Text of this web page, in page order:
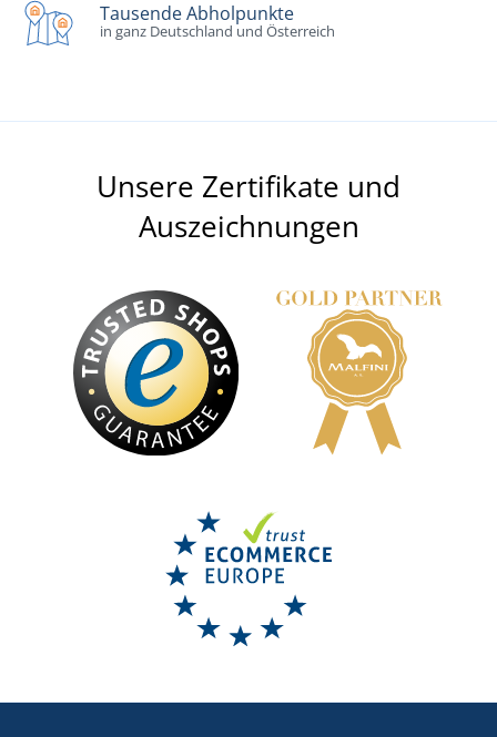
Tausende Abholpunkte
in ganz Deutschland und Österreich
Unsere Zertifikate und
Auszeichnungen